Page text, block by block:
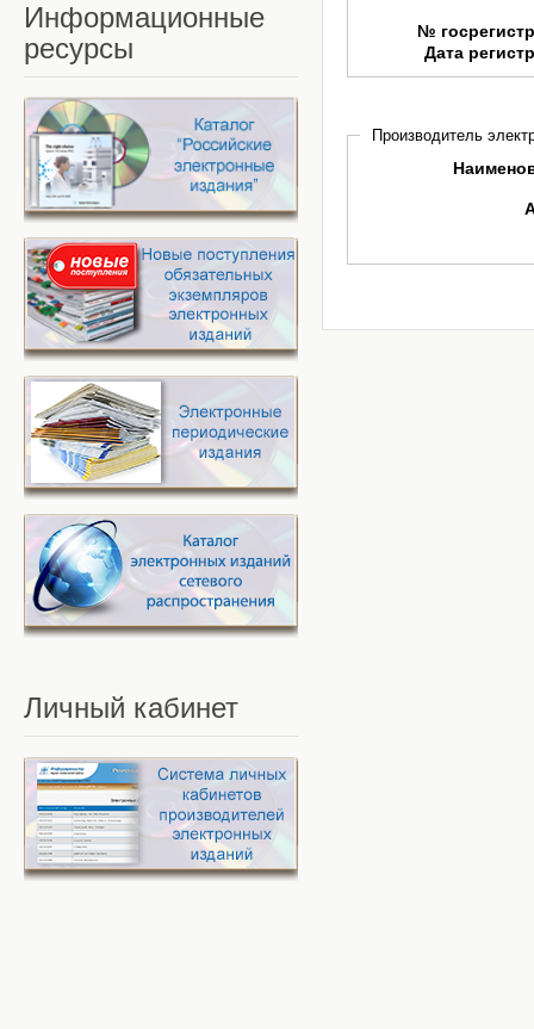
№
Дата
Производитель
Информационные
ресурсы
Личный кабинет